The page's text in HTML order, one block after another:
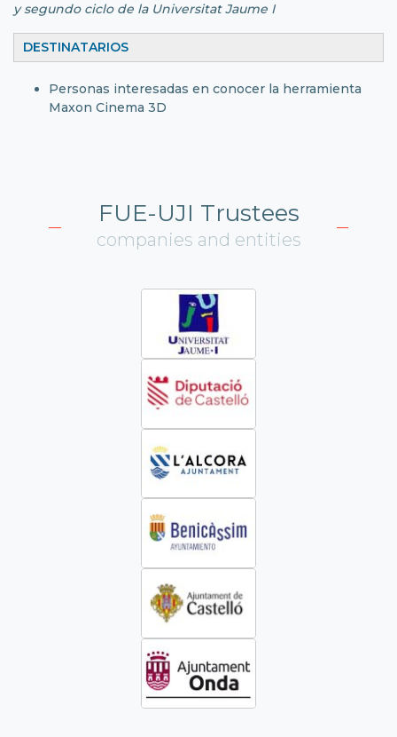
y segundo ciclo de la Universitat Jaume I
DESTINATARIOS
Personas interesadas en conocer la herramienta
Maxon Cinema 3D
FUE-UJI Trustees
companies and entities